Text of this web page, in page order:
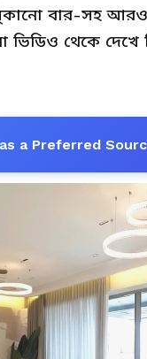
বার-সহ
ভিডিও থেকে
a Preferred